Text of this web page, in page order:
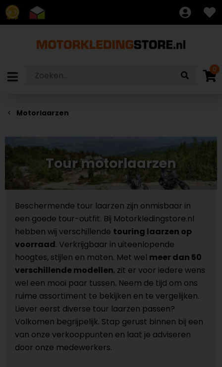
8.7
0
Motorlaarzen
Tour motorlaarzen
Beschermende tour laarzen zijn onmisbaar in
een goede tour-outfit. Bij Motorkledingstore.nl
hebben wij verschillende touring laarzen op
voorraad. Verkrijgbaar in uiteenlopende
hoogtes, stijlen en maten. Met wel meer dan 50
verschillende modellen, zit er voor iedere wens
wel een mooi paar tussen. Neem de tijd om ons
ruime assortiment te bekijken en te vergelijken.
Liever eerst diverse tour laarzen passen?
Volkomen begrijpelijk. Stap gerust binnen bij een
van onze verkooppunten en laat je adviseren
door onze medewerkers.